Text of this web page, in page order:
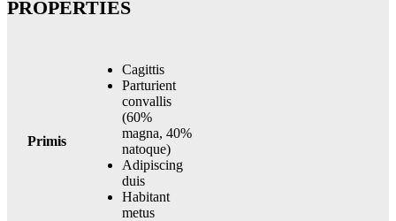
PROPERTIES
Primis
Cagittis
Parturient
convallis
(60%
magna, 40%
natoque)
Adipiscing
duis
Habitant
metus